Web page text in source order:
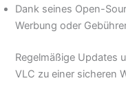
Dank seines Open-
Werbung oder
Regelmäßige Updates
VLC zu einer sicheren